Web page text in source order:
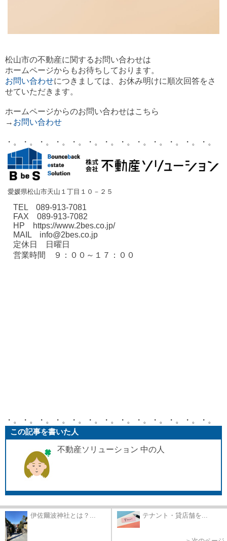
松山市の不動産に関するお問い合わせは
ホームページからもお待ちしております。
お問い合わせにつきましては、お休み明けに順次回答をさ
せていただきます。
ホームページからのお問い合わせはこちら
→ お問い合わせ
・。・。・。・ 。・。・。・。・。・。・。・。・。・。
愛媛県松山市天山１丁目１０－２５
TEL 089-913-7081
FAX 089-913-7082
HP https://www.2bes.co.jp/
MAIL info@2bes.co.jp
定休日 日曜日
営業時間 ９：００～１７：００
・。・。・。・ 。・。・。・。・。・。・。・。・。・。
この記事を書いた人
不動産ソリューション 中の人
伊佐爾波神社とは？... テナント・貸店舗を...